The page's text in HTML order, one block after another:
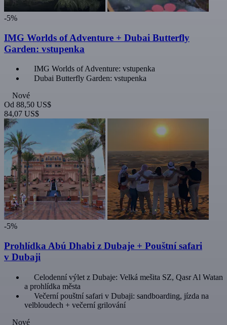
-5%
IMG Worlds of Adventure + Dubai Butterfly
Garden: vstupenka
IMG Worlds of Adventure: vstupenka
Dubai Butterfly Garden: vstupenka
Nové
Od 88,50 US$
84,07 US$
-5%
Prohlídka Abú Dhabi z Dubaje + Pouštní safari
v Dubaji
Celodenní výlet z Dubaje: Velká mešita SZ, Qasr Al Watan
a prohlídka města
Večerní pouštní safari v Dubaji: sandboarding, jízda na
velbloudech + večerní grilování
Nové